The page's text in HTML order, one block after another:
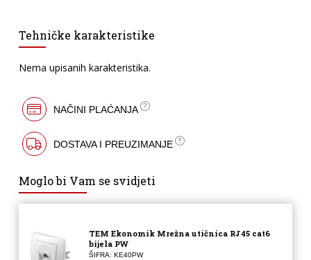
Tehničke karakteristike
Nema upisanih karakteristika.
NAČINI PLAĆANJA
DOSTAVA I PREUZIMANJE
Moglo bi Vam se svidjeti
TEM Ekonomik Mrežna utičnica RJ45 cat6
bijela PW
ŠIFRA: KE40PW